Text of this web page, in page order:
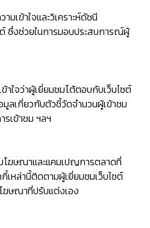
เข้าใจและวิเคราะห์ดัชนี
ซึ่งช่วยในการมอบประสบการณ์ผู้
าใจว่าผู้เยี่ยมชมโต้ตอบกับเว็บไซต์
มูลเกี่ยวกับตัวชี้วัดจำนวนผู้เข้าชม
เข้าชม ฯลฯ
ฆษณาและแคมเปญการตลาดที่
เหล่านี้ติดตามผู้เยี่ยมชมเว็บไซต์
ฆษณาที่ปรับแต่งเอง